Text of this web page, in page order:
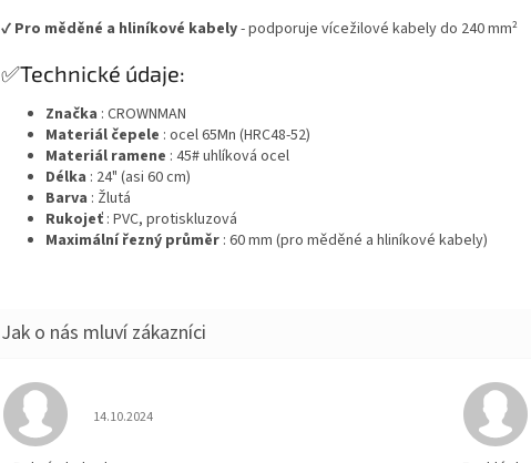
✔ Pro měděné a hliníkové kabely- podporuje vícežilové kabely do 240 mm²
✅Technické údaje:
Značka : CROWNMAN
Materiál čepele : ocel 65Mn (HRC48-52)
Materiál ramene : 45# uhlíková ocel
Délka : 24" (asi 60 cm)
Barva : Žlutá
Rukojeť : PVC, protiskluzová
Maximální řezný průměr : 60 mm (pro měděné a hliníkové kabely)
Hodnocení obchodu je 5 z 5 hvězdiček.
14.10.2024